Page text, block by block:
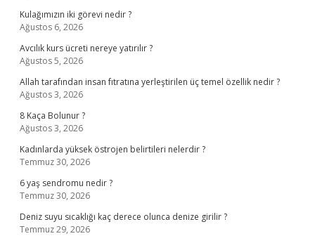
Kulağımızın iki görevi nedir ?
Ağustos 6, 2026
Avcılık kurs ücreti nereye yatırılır ?
Ağustos 5, 2026
Allah tarafından insan fıtratına yerleştirilen üç temel özellik nedir ?
Ağustos 3, 2026
8 Kaça Bolunur ?
Ağustos 3, 2026
Kadınlarda yüksek östrojen belirtileri nelerdir ?
Temmuz 30, 2026
6 yaş sendromu nedir ?
Temmuz 30, 2026
Deniz suyu sıcaklığı kaç derece olunca denize girilir ?
Temmuz 29, 2026